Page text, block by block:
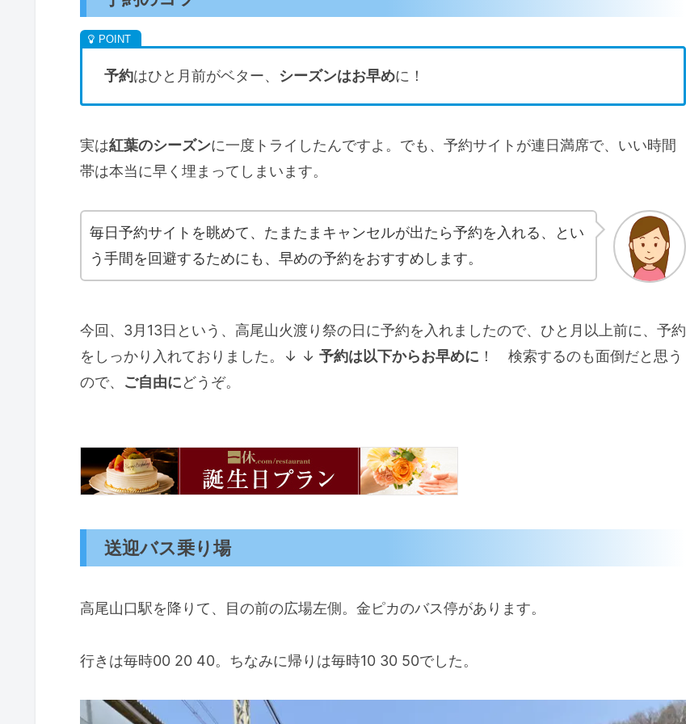
予約はひと月前がベター、 シーズンはお早めに！
実は紅葉のシーズンに一度トライしたんですよ。でも、予約サイトが連日満席で、いい時間
帯は本当に早く埋まってしまいます。
毎日予約サイトを眺めて、たまたまキャンセルが出たら予約を入れる、とい
う手間を回避するためにも、早めの予約をおすすめします。
今回、3月13日という、高尾山火渡り祭の日に予約を入れましたので、ひと月以上前に、予約
をしっかり入れておりました。↓ ↓ 予約は以下からお早めに ！ 検索するのも面倒だと思う
ので、 ご自由にどうぞ。
送迎バス乗り場
高尾山口駅を降りて、目の前の広場左側。金ピカのバス停があります。
行きは毎時00 20 40。ちなみに帰りは毎時10 30 50でした。